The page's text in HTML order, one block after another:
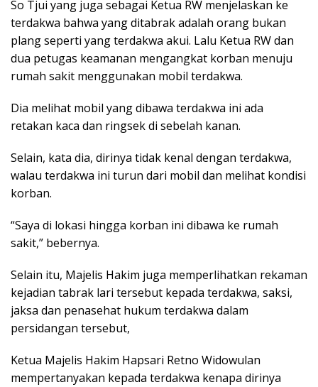
So Tjui yang juga sebagai Ketua RW menjelaskan ke
terdakwa bahwa yang ditabrak adalah orang bukan
plang seperti yang terdakwa akui. Lalu Ketua RW dan
dua petugas keamanan mengangkat korban menuju
rumah sakit menggunakan mobil terdakwa.
Dia melihat mobil yang dibawa terdakwa ini ada
retakan kaca dan ringsek di sebelah kanan.
Selain, kata dia, dirinya tidak kenal dengan terdakwa,
walau terdakwa ini turun dari mobil dan melihat kondisi
korban.
“Saya di lokasi hingga korban ini dibawa ke rumah
sakit,” bebernya.
Selain itu, Majelis Hakim juga memperlihatkan rekaman
kejadian tabrak lari tersebut kepada terdakwa, saksi,
jaksa dan penasehat hukum terdakwa dalam
persidangan tersebut,
Ketua Majelis Hakim Hapsari Retno Widowulan
mempertanyakan kepada terdakwa kenapa dirinya